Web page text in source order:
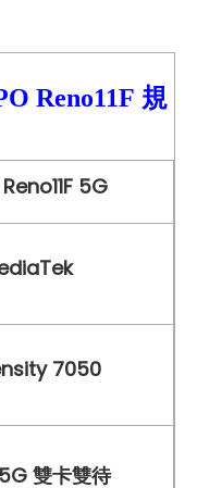
Reno11F 規
5G
7050
雙卡雙待